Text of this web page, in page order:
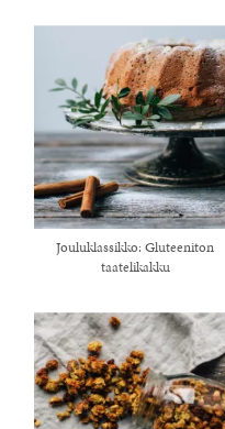
Jouluklassikko: Gluteeniton
taatelikakku